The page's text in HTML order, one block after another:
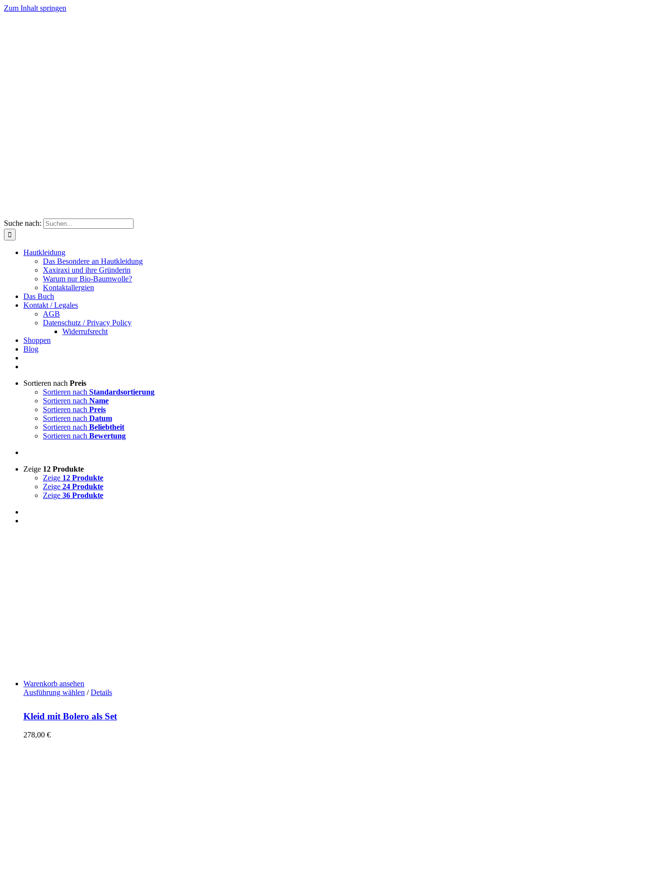
Zum Inhalt springen
Suche nach:
Hautkleidung
Das Besondere an Hautkleidung
Xaxiraxi und ihre Gründerin
Warum nur Bio-Baumwolle?
Kontaktallergien
Das Buch
Kontakt / Legales
AGB
Datenschutz / Privacy Policy
Widerrufsrecht
Shoppen
Blog
Sortieren nach Preis
Sortieren nach Standardsortierung
Sortieren nach Name
Sortieren nach Preis
Sortieren nach Datum
Sortieren nach Beliebtheit
Sortieren nach Bewertung
Zeige 12 Produkte
Zeige 12 Produkte
Zeige 24 Produkte
Zeige 36 Produkte
Warenkorb ansehen
Ausführung wählen / Details
Kleid mit Bolero als Set
278,00 €